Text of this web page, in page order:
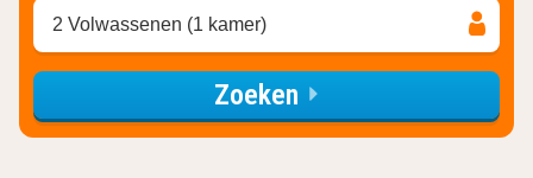
2 Volwassenen (1 kamer)
Zoeken